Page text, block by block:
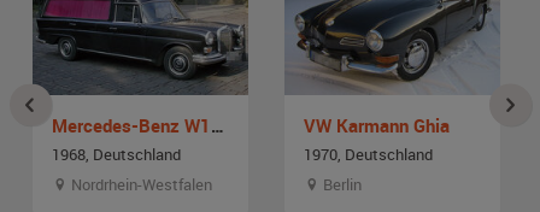
Mercedes-Benz W110 200D Leichenwagen
1968, Deutschland
Nordrhein-Westfalen
VW Karmann Ghia
1970, Deutschland
Berlin